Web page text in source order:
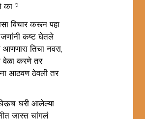
का ?
विचार करून पहा
जणांनी कष्ट घेतले
तिचा नवरा,
वेळा करणे तर
आठवण ठेवली तर
घरी आलेल्या
जास्त चांगलं